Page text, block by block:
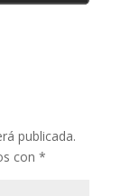
publicada.
con *